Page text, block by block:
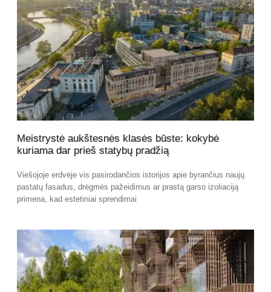
Meistrystė aukštesnės klasės būste: kokybė
kuriama dar prieš statybų pradžią
Viešojoje erdvėje vis pasirodančios istorijos apie byrančius naujų
pastatų fasadus, drėgmės pažeidimus ar prastą garso izoliaciją
primena, kad estetiniai sprendimai